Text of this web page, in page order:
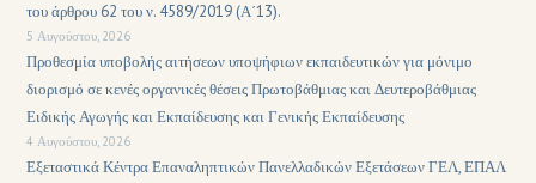
του άρθρου 62 του ν. 4589/2019 (Α΄13).
5 Αυγούστου, 2026
Προθεσμία υποβολής αιτήσεων υποψήφιων εκπαιδευτικών για μόνιμο
διορισμό σε κενές οργανικές θέσεις Πρωτοβάθμιας και Δευτεροβάθμιας
Ειδικής Αγωγής και Εκπαίδευσης και Γενικής Εκπαίδευσης
4 Αυγούστου, 2026
Εξεταστικά Κέντρα Επαναληπτικών Πανελλαδικών Εξετάσεων ΓΕΛ, ΕΠΑΛ